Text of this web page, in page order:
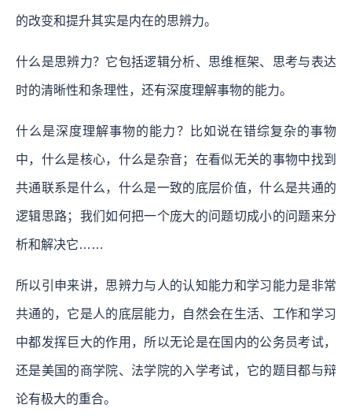
的改变和提升其实是内在的思辨力。
什么是思辨力？它包括逻辑分析、思维框架、思考与表达
时的清晰性和条理性，还有深度理解事物的能力。
什么是深度理解事物的能力？比如说在错综复杂的事物
中，什么是核心，什么是杂音；在看似无关的事物中找到
共通联系是什么，什么是一致的底层价值，什么是共通的
逻辑思路；我们如何把一个庞大的问题切成小的问题来分
析和解决它……
所以引申来讲，思辨力与人的认知能力和学习能力是非常
共通的，它是人的底层能力，自然会在生活、工作和学习
中都发挥巨大的作用，所以无论是在国内的公务员考试，
还是美国的商学院、法学院的入学考试，它的题目都与辩
论有极大的重合。